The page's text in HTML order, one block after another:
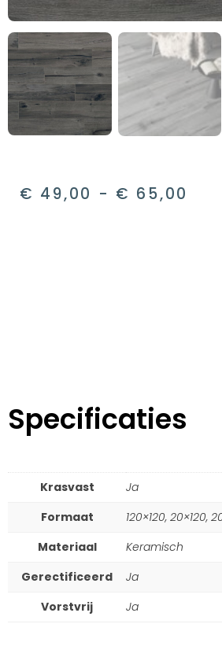
€ 49,00 - € 65,00
Specificaties
Krasvast
Ja
Formaat
120×120, 20×120,
Materiaal
Keramisch
Gerectificeerd
Ja
Vorstvrij
Ja